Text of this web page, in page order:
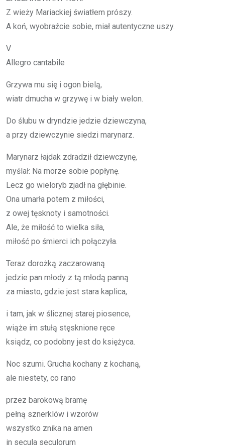
Z wie­ży Ma­riac­kiej świa­tłem pró­szy.
A koń, wy­obraź­cie so­bie, miał au­ten­tycz­ne uszy.
V
Al­le­gro can­ta­bi­le
Grzy­wa mu się i ogon bie­lą,
wiatr dmu­cha w grzy­wę i w bia­ły we­lon.
Do ślu­bu w dryn­dzie je­dzie dziew­czy­na,
a przy dziew­czy­nie sie­dzi ma­ry­narz.
Ma­ry­narz łaj­dak zdra­dził dziew­czy­nę,
my­ślał: Na mo­rze so­bie po­pły­nę.
Lecz go wie­lo­ryb zjadł na głę­bi­nie.
Ona umar­ła po­tem z mi­ło­ści,
z owej tę­sk­no­ty i sa­mot­no­ści.
Ale, że mi­łość to wiel­ka siła,
mi­łość po śmier­ci ich po­łą­czy­ła.
Te­raz do­roż­ką za­cza­ro­wa­ną
je­dzie pan mło­dy z tą mło­dą pan­ną
za mia­sto, gdzie jest sta­ra ka­pli­ca,
i tam, jak w ślicz­nej sta­rej pio­sen­ce,
wią­że im stu­łą stę­sk­nio­ne ręce
ksiądz, co po­dob­ny jest do księ­ży­ca.
Noc szu­mi. Gru­cha ko­cha­ny z ko­cha­ną,
ale nie­ste­ty, co rano
przez ba­ro­ko­wą bra­mę
peł­ną szner­klów i wzo­rów
wszyst­ko zni­ka na amen
in se­cu­la se­cu­lo­rum